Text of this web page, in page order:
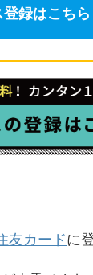
録はこちら
友カードに